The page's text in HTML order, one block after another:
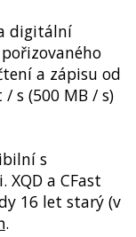
digitální
a zápisu od
s (500 MB / s)
s
a CFast
16 let starý (v
.